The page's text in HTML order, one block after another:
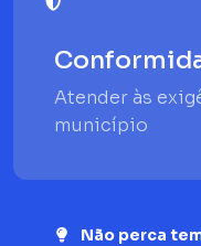
Atender às
município
Não perca